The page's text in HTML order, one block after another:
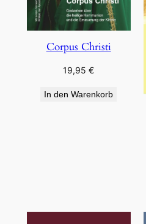
Corpus Christi
19,95€
In den Warenkorb